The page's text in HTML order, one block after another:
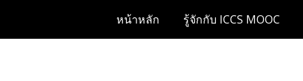
Skip to navigation
หน้าหลัก รู้จักกับ ICCS MOOC